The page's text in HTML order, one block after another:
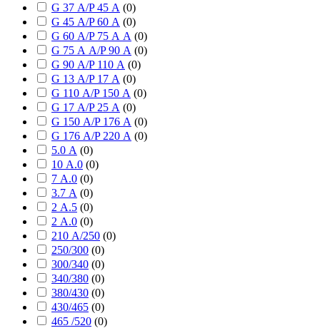
G 37 А/P 45 А (0)
G 45 А/P 60 А (0)
G 60 А/P 75 А А (0)
G 75 А А/P 90 А (0)
G 90 А/P 110 А (0)
G 13 А/P 17 А (0)
G 110 А/P 150 А (0)
G 17 А/P 25 А (0)
G 150 А/P 176 А (0)
G 176 А/P 220 А (0)
5.0 А (0)
10 А.0 (0)
7 А.0 (0)
3.7 А (0)
2 А.5 (0)
2 А.0 (0)
210 А/250 (0)
250/300 (0)
300/340 (0)
340/380 (0)
380/430 (0)
430/465 (0)
465 /520 (0)